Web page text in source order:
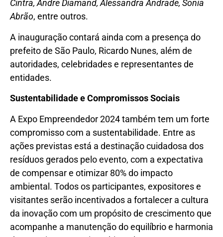
Cintra, Andre Diamand, Alessandra Andrade, Sonia
Abrão, entre outros.
A inauguração contará ainda com a presença do
prefeito de São Paulo, Ricardo Nunes, além de
autoridades, celebridades e representantes de
entidades.
Sustentabilidade e Compromissos Sociais
A Expo Empreendedor 2024 também tem um forte
compromisso com a sustentabilidade. Entre as
ações previstas está a destinação cuidadosa dos
resíduos gerados pelo evento, com a expectativa
de compensar e otimizar 80% do impacto
ambiental. Todos os participantes, expositores e
visitantes serão incentivados a fortalecer a cultura
da inovação com um propósito de crescimento que
acompanhe a manutenção do equilíbrio e harmonia